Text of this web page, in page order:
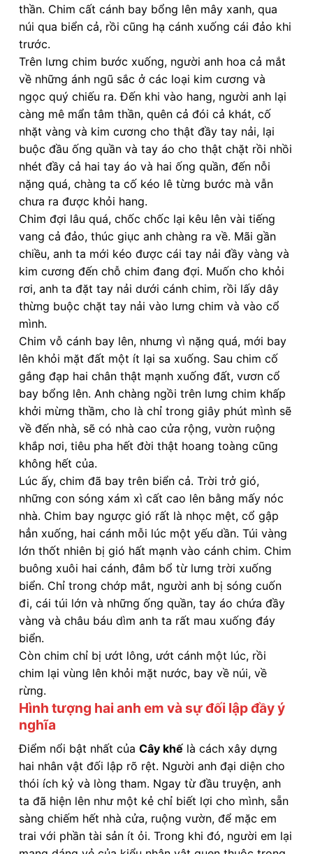
thần. Chim cất cánh bay bổng lên mây xanh, qua
núi qua biển cả, rồi cũng hạ cánh xuống cái đảo khi
trước.
Trên lưng chim bước xuống, người anh hoa cả mắt
về những ánh ngũ sắc ở các loại kim cương và
ngọc quý chiếu ra. Ðến khi vào hang, người anh lại
càng mê mẩn tâm thần, quên cả đói cả khát, cố
nhặt vàng và kim cương cho thật đầy tay nải, lại
buộc đầu ống quần và tay áo cho thật chặt rồi nhồi
nhét đầy cả hai tay áo và hai ống quần, đến nỗi
nặng quá, chàng ta cố kéo lê từng bước mà vẫn
chưa ra được khỏi hang.
Chim đợi lâu quá, chốc chốc lại kêu lên vài tiếng
vang cả đảo, thúc giục anh chàng ra về. Mãi gần
chiều, anh ta mới kéo được cái tay nải đầy vàng và
kim cương đến chỗ chim đang đợi. Muốn cho khỏi
rơi, anh ta đặt tay nải dưới cánh chim, rồi lấy dây
thừng buộc chặt tay nải vào lưng chim và vào cổ
mình.
Chim vỗ cánh bay lên, nhưng vì nặng quá, mới bay
lên khỏi mặt đất một ít lại sa xuống. Sau chim cố
gắng đạp hai chân thật mạnh xuống đất, vươn cổ
bay bổng lên. Anh chàng ngồi trên lưng chim khấp
khởi mừng thầm, cho là chỉ trong giây phút mình sẽ
về đến nhà, sẽ có nhà cao cửa rộng, vườn ruộng
khắp nơi, tiêu pha hết đời thật hoang toàng cũng
không hết của.
Lúc ấy, chim đã bay trên biển cả. Trời trở gió,
những con sóng xám xì cất cao lên bằng mấy nóc
nhà. Chim bay ngược gió rất là nhọc mệt, cổ gập
hẳn xuống, hai cánh mỗi lúc một yếu dần. Túi vàng
lớn thốt nhiên bị gió hất mạnh vào cánh chim. Chim
buông xuôi hai cánh, đâm bổ từ lưng trời xuống
biển. Chỉ trong chớp mắt, người anh bị sóng cuốn
đi, cái túi lớn và những ống quần, tay áo chứa đầy
vàng và châu báu dìm anh ta rất mau xuống đáy
biển.
Còn chim chỉ bị ướt lông, ướt cánh một lúc, rồi
chim lại vùng lên khỏi mặt nước, bay về núi, về
rừng.
Hình tượng hai anh em và sự đối lập đầy ý
nghĩa
Điểm nổi bật nhất của Cây khế là cách xây dựng
hai nhân vật đối lập rõ rệt. Người anh đại diện cho
thói ích kỷ và lòng tham. Ngay từ đầu truyện, anh
ta đã hiện lên như một kẻ chỉ biết lợi cho mình, sẵn
sàng chiếm hết nhà cửa, ruộng vườn, để mặc em
trai với phần tài sản ít ỏi. Trong khi đó, người em lại